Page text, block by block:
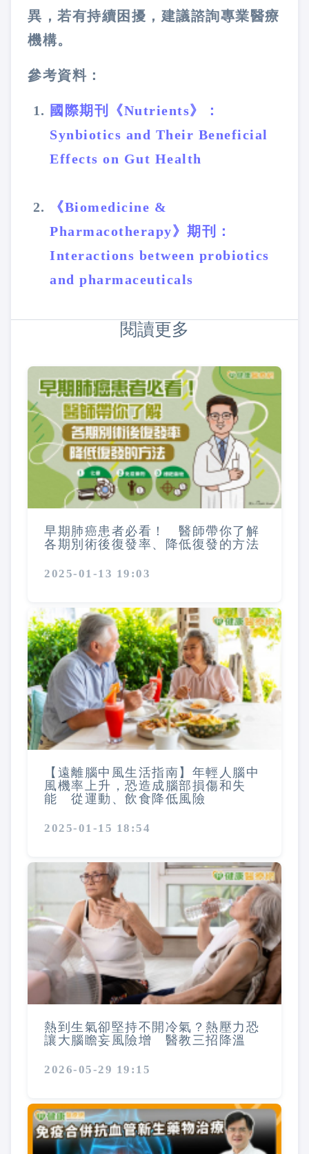
異，若有持續困擾，建議諮詢專業醫療
機構。
參考資料：
國際期刊《Nutrients》：
Synbiotics and Their Beneficial
Effects on Gut Health
《Biomedicine &
Pharmacotherapy》期刊：
Interactions between probiotics
and pharmaceuticals
閱讀更多
早期肺癌患者必看！ 醫師帶你了解
各期別術後復發率、降低復發的方法
2025-01-13 19:03
【遠離腦中風生活指南】年輕人腦中
風機率上升，恐造成腦部損傷和失
能 從運動、飲食降低風險
2025-01-15 18:54
熱到生氣卻堅持不開冷氣？熱壓力恐
讓大腦瞻妄風險增 醫教三招降溫
2026-05-29 19:15